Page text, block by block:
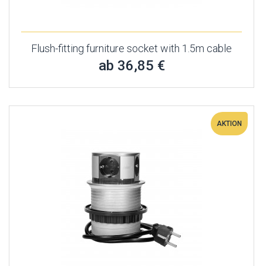
Flush-fitting furniture socket with 1.5m cable
ab 36,85 €
AKTION